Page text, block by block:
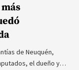
de Neuquén,
el dueño y…